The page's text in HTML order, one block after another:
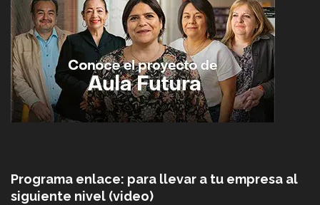
Programa enlace: para llevar a tu empresa al
siguiente nivel (video)